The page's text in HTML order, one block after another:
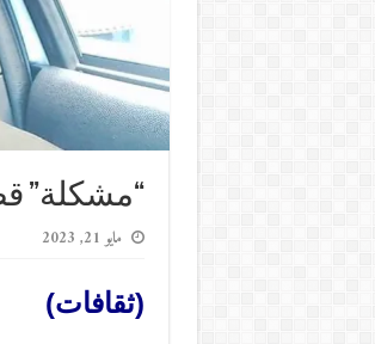
“مشكلة”
مايو 21, 2023
(ثقافات)